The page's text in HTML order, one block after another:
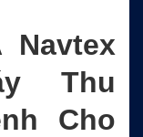
Navtex
Thu
Cho